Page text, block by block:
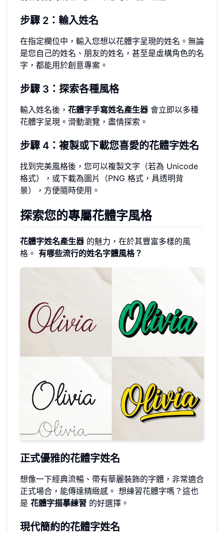
步驟 2：輸入姓名
在指定欄位中，輸入您想以花體字呈現的姓名。無論
是您自己的姓名、朋友的姓名，甚至是虛構角色的名
字，都能用於創意專案。
步驟 3：探索各種風格
輸入姓名後， 花體字手寫姓名產生器 會立即以多種
花體字呈現。滑動瀏覽，盡情探索。
步驟 4：複製或下載您喜愛的花體字姓名
找到完美風格後，您可以複製文字（若為 Unicode
格式），或下載為圖片（PNG 格式，具透明背
景），方便隨時使用。
探索您的專屬花體字風格
花體字姓名產生器 的魅力，在於其豐富多樣的風
格。 有哪些流行的姓名字體風格？
正式優雅的花體字姓名
想像一下經典流暢、帶有華麗裝飾的字體，非常適合
正式場合，能傳達精緻感。 想練習花體字嗎？這也
是 花體字描摹練習 的好選擇。
現代簡約的花體字姓名